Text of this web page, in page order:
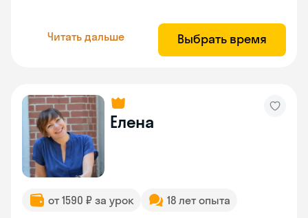
Читать дальше Выбрать время
Елена
от 1590 ₽ за урок 18 лет опыта